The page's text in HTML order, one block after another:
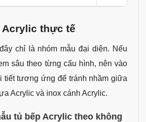
Acrylic thực tế
chỉ là nhóm mẫu đại diện. Nếu
sâu theo từng cấu hình, nên vào
tiết tương ứng để tránh nhầm giữa
Acrylic và inox cánh Acrylic.
tủ bếp Acrylic theo không